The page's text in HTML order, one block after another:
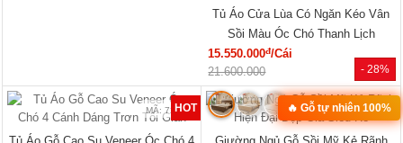
Mẫu Sofa Phòng Khách Gỗ Sồi Mỹ
Tựa Nan Hiện Đại Mới Giá Rẻ
MÃ: 1853
Bộ Sofa Góc L Gỗ Óc Chó 100%
Vân Đẹp Hiện Đại Tay Tựa Lớn
›